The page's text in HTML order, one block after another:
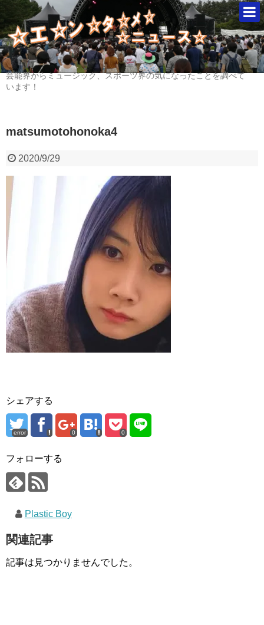
芸能界からミュージック、スポーツ界の気になったことを調べて
います！
matsumotohonoka4
2020/9/29
シェアする
error 0 0
フォローする
Plastic Boy
関連記事
記事は見つかりませんでした。